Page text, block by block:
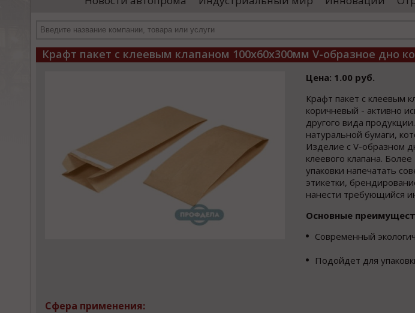
иностранными удостоверяющими центрами.
проводятся необходимые проверки,
Крафт пакет с клеевым клапаном 100x60x300мм V-образное дно
Цена: 1.00 руб.
Крафт пакет с клеевым
коричневый - активно
другого вида
натуральной бумаги,
Изделие с V-образном
клеевого клапана.
упаковки напечатать
этикетки,
нанести требующийся
Основные
Современный
Подойдет для
Сфера применения: